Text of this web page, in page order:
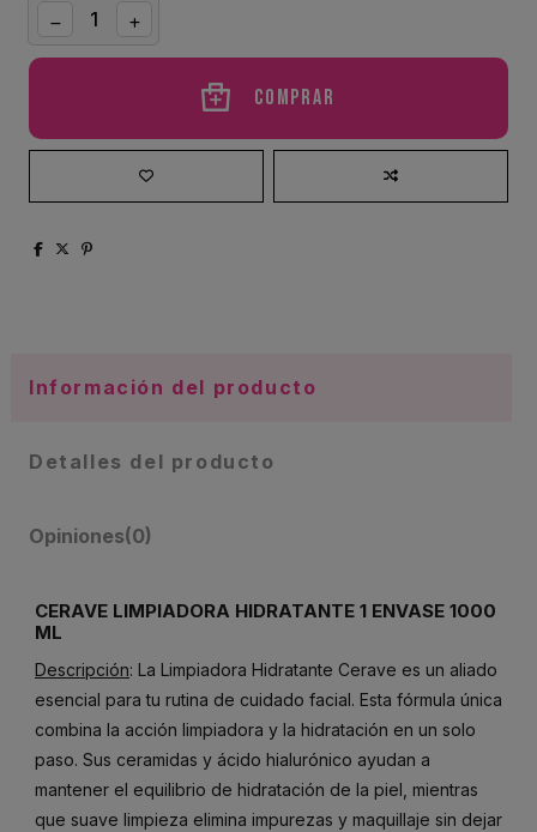
Comprar
Información del producto
Detalles del producto
Opiniones(0)
CERAVE LIMPIADORA HIDRATANTE 1 ENVASE 1000
ML
Descripción: La Limpiadora Hidratante Cerave es un aliado
esencial para tu rutina de cuidado facial. Esta fórmula única
combina la acción limpiadora y la hidratación en un solo
paso. Sus ceramidas y ácido hialurónico ayudan a
mantener el equilibrio de hidratación de la piel, mientras
que suave limpieza elimina impurezas y maquillaje sin dejar